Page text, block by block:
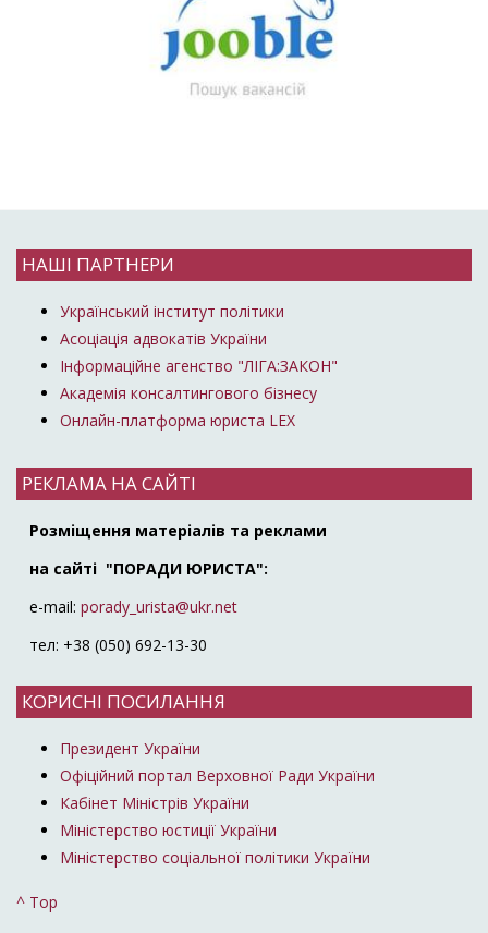
НАШІ ПАРТНЕРИ
Український інститут політики
Асоціація адвокатів України
Інформаційне агенство "ЛІГА:ЗАКОН"
Академія консалтингового бізнесу
Онлайн-платформа юриста LEX
РЕКЛАМА НА САЙТІ
Розміщення матеріалів та реклами
на сайті "ПОРАДИ ЮРИСТА":
e-mail: porady_urista@ukr.net
тел: +38 (050) 692-13-30
КОРИСНІ ПОСИЛАННЯ
Президент України
Офіційний портал Верховної Ради України
Кабінет Міністрів України
Міністерство юстиції України
Міністерство соціальної політики України
^ Top